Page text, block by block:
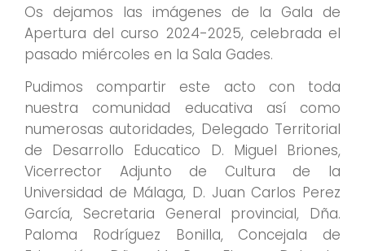
Os dejamos las imágenes de la Gala de
Apertura del curso 2024-2025, celebrada el
pasado miércoles en la Sala Gades.
Pudimos compartir este acto con toda
nuestra comunidad educativa así como
numerosas autoridades, Delegado Territorial
de Desarrollo Educatico D. Miguel Briones,
Vicerrector Adjunto de Cultura de la
Universidad de Málaga, D. Juan Carlos Perez
García, Secretaria General provincial, Dña.
Paloma Rodríguez Bonilla, Concejala de